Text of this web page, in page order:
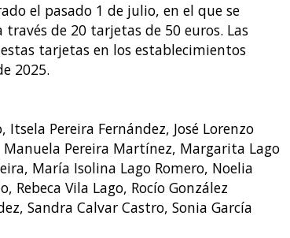
el pasado 1 de julio, en el que se
de 20 tarjetas de 50 euros. Las
tarjetas en los establecimientos
2025.
Itsela Pereira Fernández, José Lorenzo
Pereira Martínez, Margarita Lago
María Isolina Lago Romero, Noelia
Rebeca Vila Lago, Rocío González
Sandra Calvar Castro, Sonia García